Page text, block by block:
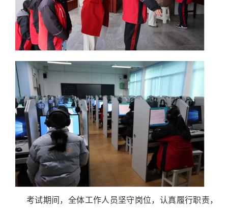
考试期间，全体工作人员坚守岗位，认真履行职责，